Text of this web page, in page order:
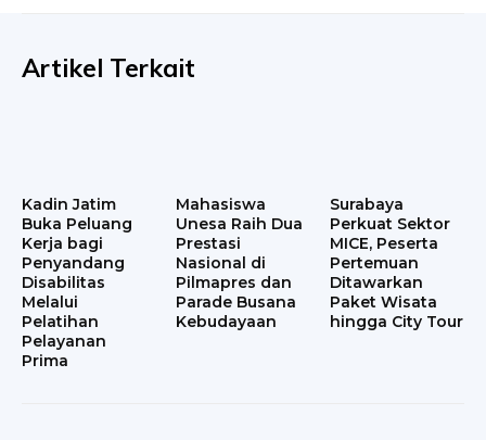
Artikel Terkait
Kadin Jatim
Buka Peluang
Kerja bagi
Penyandang
Disabilitas
Melalui
Pelatihan
Pelayanan
Prima
Mahasiswa
Unesa Raih Dua
Prestasi
Nasional di
Pilmapres dan
Parade Busana
Kebudayaan
Surabaya
Perkuat Sektor
MICE, Peserta
Pertemuan
Ditawarkan
Paket Wisata
hingga City Tour